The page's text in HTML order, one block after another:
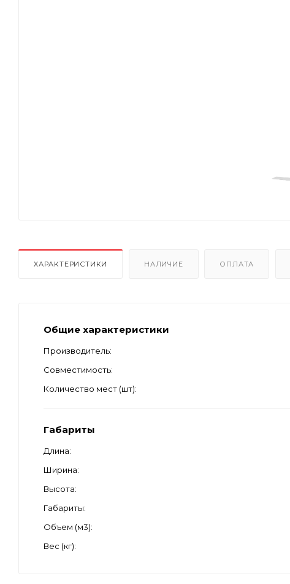
ХАРАКТЕРИСТИКИ НАЛИЧИЕ ОПЛАТА
Общие характеристики
Производитель
Совместимость
Количество мест (шт)
Габариты
Длина
Ширина
Высота
Габариты
Объем (м3)
Вес (кг)